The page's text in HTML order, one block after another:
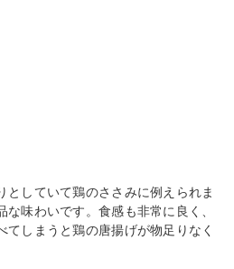
としていて鶏のささみに例えられま
味わいです。食感も非常に良く、
しまうと鶏の唐揚げが物足りなく